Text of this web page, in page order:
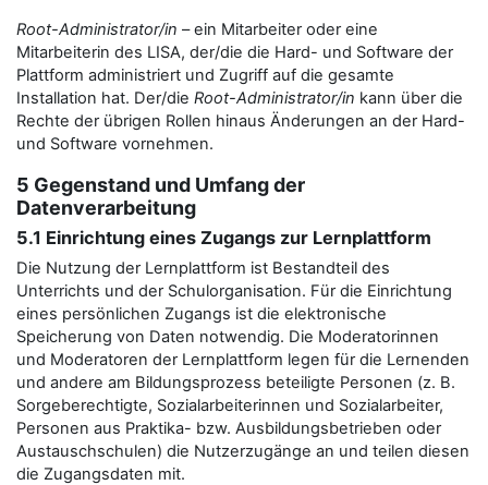
Root-Administrator/in – ein Mitarbeiter oder eine
Mitarbeiterin des LISA, der/die die Hard- und Software der
Plattform administriert und Zugriff auf die gesamte
Installation hat. Der/die Root-Administrator/in kann über die
Rechte der übrigen Rollen hinaus Änderungen an der Hard-
und Software vornehmen.
5 Gegenstand und Umfang der
Datenverarbeitung
5.1 Einrichtung eines Zugangs zur Lernplattform
Die Nutzung der Lernplattform ist Bestandteil des
Unterrichts und der Schulorganisation. Für die Einrichtung
eines persönlichen Zugangs ist die elektronische
Speicherung von Daten notwendig. Die Moderatorinnen
und Moderatoren der Lernplattform legen für die Lernenden
und andere am Bildungsprozess beteiligte Personen (z. B.
Sorgeberechtigte, Sozialarbeiterinnen und Sozialarbeiter,
Personen aus Praktika- bzw. Ausbildungsbetrieben oder
Austauschschulen) die Nutzerzugänge an und teilen diesen
die Zugangsdaten mit.